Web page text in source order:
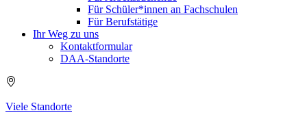
Für Schüler*innen an Fachschulen
Für Berufstätige
Ihr Weg zu uns
Kontaktformular
DAA-Standorte
Viele Standorte